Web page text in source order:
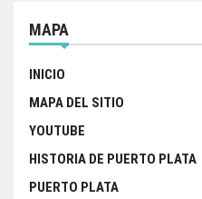
MAPA
INICIO
MAPA DEL SITIO
YOUTUBE
HISTORIA DE PUERTO PLATA
PUERTO PLATA